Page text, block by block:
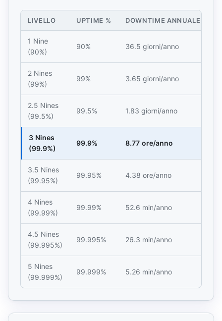
LIVELLO UPTIME % DOWNTIME ANNUALE
1 Nine
(90%)
90% 36.5 giorni/anno
2 Nines
(99%)
99% 3.65 giorni/anno
2.5 Nines
(99.5%)
99.5% 1.83 giorni/anno
3 Nines
(99.9%)
99.9% 8.77 ore/anno
3.5 Nines
(99.95%)
99.95% 4.38 ore/anno
4 Nines
(99.99%)
99.99% 52.6 min/anno
4.5 Nines
(99.995%)
99.995% 26.3 min/anno
5 Nines
(99.999%)
99.999% 5.26 min/anno